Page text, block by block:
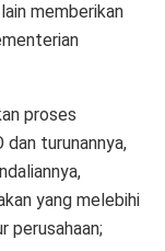
memberikan
proses
dan turunannya,
yang melebihi
perusahaan;